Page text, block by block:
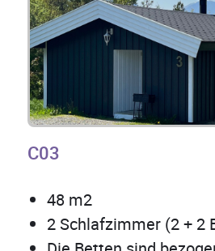
C03
48 m2
2 Schlafzimmer (2 + 2